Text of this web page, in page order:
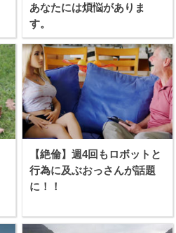
あなたには煩悩がありま
す。
【絶倫】週4回もロボットと
行為に及ぶおっさんが話題
に！！